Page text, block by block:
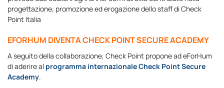
progettazione, promozione ed erogazione dello staff di Check
Point Italia
EFORHUM DIVENTA CHECK POINT SECURE ACADEMY
A seguito della collaborazione, Check Point propone ad eForHum
di aderire al programma internazionale Check Point Secure
Academy.